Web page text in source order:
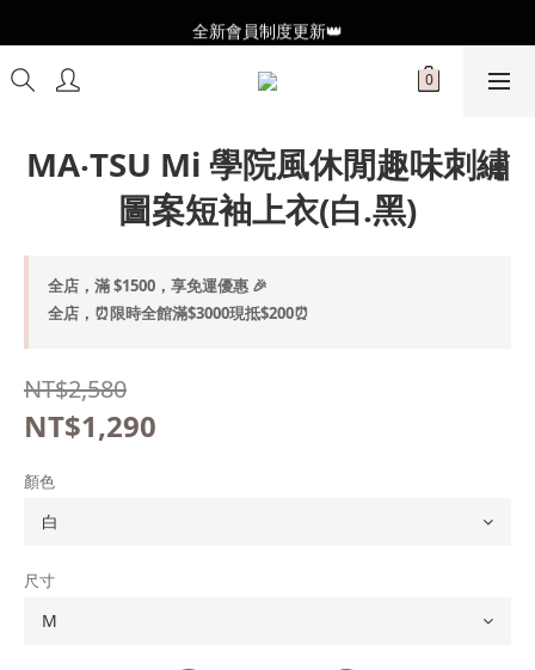
全新會員制度更新👑
全新會員制度更新👑
加入官方LINE🥰最新優惠資訊不錯過
MA‧TSU Mi 學院風休閒趣味刺繡
圖案短袖上衣(白.黑)
全店，滿 $1500，享免運優惠 🎉
全店，⏰限時全館滿$3000現抵$200⏰
NT$2,580
NT$1,290
顏色
尺寸